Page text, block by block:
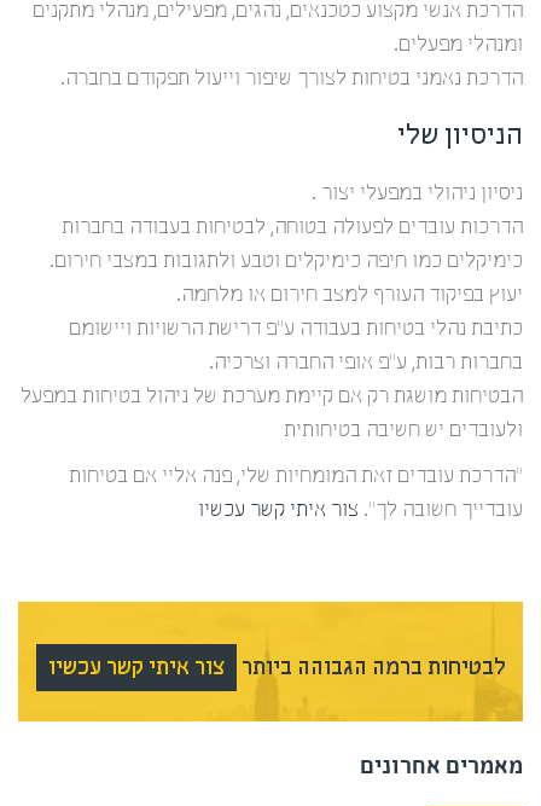
הדרכת אנשי מקצוע כטכנאים, נהגים, מפעילים, מנהלי מתקנים
ומנהלי מפעלים.
הדרכת נאמני בטיחות לצורך שיפור וייעול תפקודם בחברה.
הניסיון שלי
ניסיון ניהולי במפעלי יצור .
הדרכות עובדים לפעולה בטוחה, לבטיחות בעבודה בחברות
כימיקלים כמו חיפה כימיקלים וטבע ולתגובות במצבי חירום.
יעוץ בפיקוד העורף למצב חירום או מלחמה.
כתיבת נהלי בטיחות בעבודה ע”פ דרישת הרשויות ויישומם
בחברות רבות, ע”פ אופי החברה וצרכיה.
הבטיחות מושגת רק אם קיימת מערכת של ניהול בטיחות במפעל
ולעובדים יש חשיבה בטיחותית
“הדרכת עובדים זאת המומחיות שלי, פנה אליי אם בטיחות
עובדייך חשובה לך”. צור איתי קשר עכשיו
לבטיחות ברמה הגבוהה ביותר צור איתי קשר עכשיו
מאמרים אחרונים